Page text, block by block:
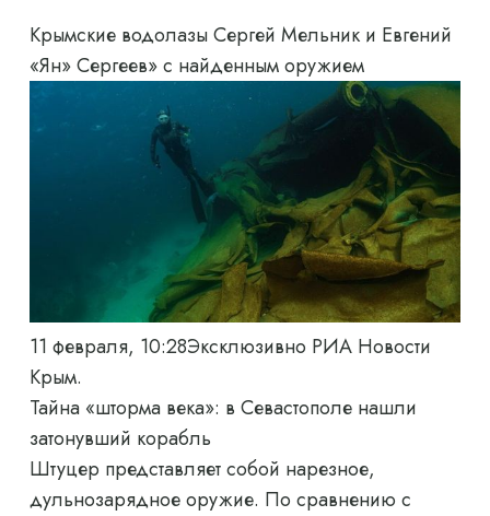
Крымские водолазы Сергей Мельник и Евгений
«Ян» Сергеев» с найденным оружием
11 февраля, 10:28Эксклюзивно РИА Новости
Крым.
Тайна «шторма века»: в Севастополе нашли
затонувший корабль
Штуцер представляет собой нарезное,
дульнозарядное оружие. По сравнению с